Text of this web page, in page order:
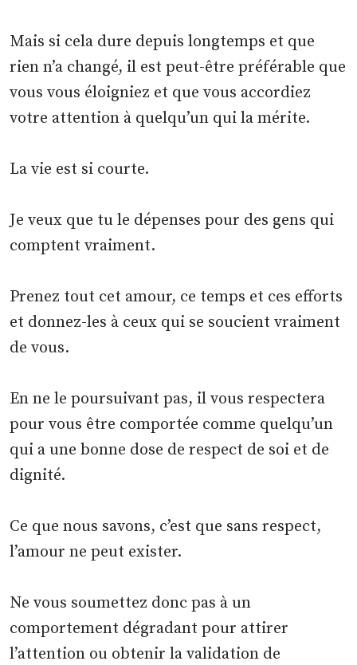
Mais si cela dure depuis longtemps et que
rien n’a changé, il est peut-être préférable que
vous vous éloigniez et que vous accordiez
votre attention à quelqu’un qui la mérite.
La vie est si courte.
Je veux que tu le dépenses pour des gens qui
comptent vraiment.
Prenez tout cet amour, ce temps et ces efforts
et donnez-les à ceux qui se soucient vraiment
de vous.
En ne le poursuivant pas, il vous respectera
pour vous être comportée comme quelqu’un
qui a une bonne dose de respect de soi et de
dignité.
Ce que nous savons, c’est que sans respect,
l’amour ne peut exister.
Ne vous soumettez donc pas à un
comportement dégradant pour attirer
l’attention ou obtenir la validation de